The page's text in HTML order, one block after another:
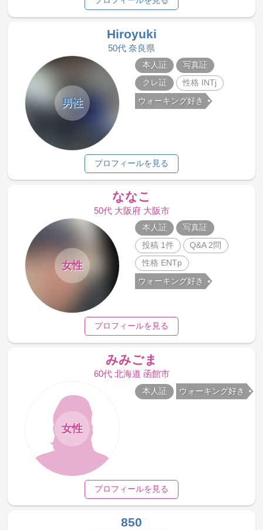
Hiroyuki
50代 奈良県
男性
本人証
写真証
クレ証
性格 INTj
ウォーキング好き
プロフィールを見る
ななこ
50代 大阪府 大阪市
女性
本人証
写真証
投稿 1件
Q&A 2問
性格 ENTp
ウォーキング好き
プロフィールを見る
みみごま
60代 北海道 函館市
女性
本人証 ウォーキング好き
プロフィールを見る
850